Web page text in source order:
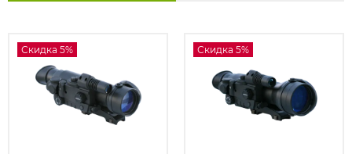
Скидка 5% Скидка 5%